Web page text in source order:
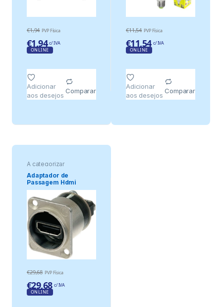
€1,94 PVP Física
€1,94 c/ IVA
ONLINE
Adicionar
aos desejos
Comparar
€11,54 PVP Física
€11,54 c/ IVA
ONLINE
Adicionar
aos desejos
Comparar
A categorizar
Adaptador de
Passagem Hdmi
Nahdmi 19 N / a
€29,68 PVP Física
€29,68 c/ IVA
ONLINE